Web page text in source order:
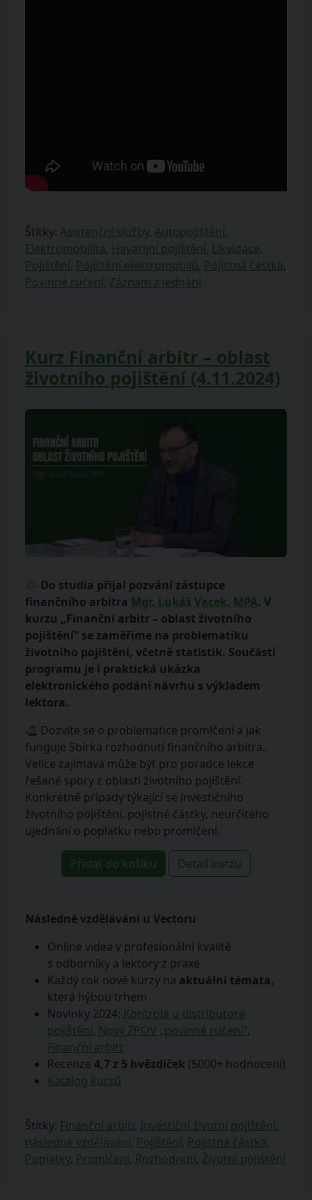
Štítky: Asistenční služby, Autopojištění,
Elektromobilita, Havarijní pojištění, Likvidace,
Pojištění, Pojištění elektromobilů, Pojistná částka,
Povinné ručení, Záznam z jednání
Kurz Finanční arbitr – oblast
životního pojištění (4.11.2024)
Do studia přijal pozvání zástupce
finančního arbitra Mgr. Lukáš Vacek, MPA. V
kurzu „Finanční arbitr – oblast životního
pojištění“ se zaměříme na problematiku
životního pojištění, včetně statistik. Součástí
programu je i praktická ukázka
elektronického podání návrhu s výkladem
lektora.
Dozvíte se o problematice promlčení a jak
funguje Sbírka rozhodnutí finančního arbitra.
Velice zajímavá může být pro poradce lekce
řešené spory z oblasti životního pojištění.
Konkrétně případy týkající se investičního
životního pojištění, pojistné částky, neurčitého
ujednání o poplatku nebo promlčení.
Přidat do košíku Detail kurzu
Následné vzdělávání u Vectoru
Online videa v profesionální kvalitě
s odborníky a lektory z praxe
Každý rok nové kurzy na aktuální témata,
která hýbou trhem
Novinky 2024: Kontrola u distributora
pojištění, Nový ZPOV „povinné ručení“,
Finanční arbitr
Recenze 4,7 z 5 hvězdiček (5000+ hodnocení)
Katalog kurzů
Štítky: Finanční arbitr, Investiční životní pojištění,
následné vzdělávání, Pojištění, Pojistná částka,
Poplatky, Promlčení, Rozhodnutí, Životní pojištění